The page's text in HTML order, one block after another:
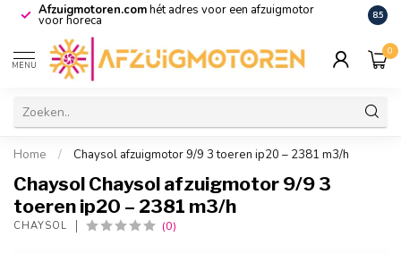
Afzuigmotoren.comhét adres voor een afzuigmotor
voor horeca De
8.5
MENU
0
Home / Chaysol afzuigmotor 9/9 3 toeren ip20 – 2381 m3/h
Chaysol Chaysol afzuigmotor 9/9 3
toeren ip20 – 2381 m3/h
CHAYSOL (0)